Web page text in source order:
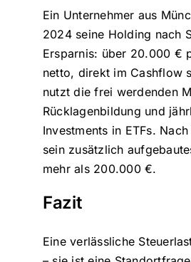
Ein Unternehmer aus
2024 seine Holding nach
Ersparnis: über 20.000 €
netto, direkt im Cashflow
nutzt die frei werdenden
Rücklagenbildung und
Investments in ETFs.
sein zusätzlich
mehr als 200.000 €.
Fazit
Eine verlässliche